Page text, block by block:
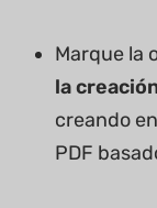
Marque la
la
creando
PDF